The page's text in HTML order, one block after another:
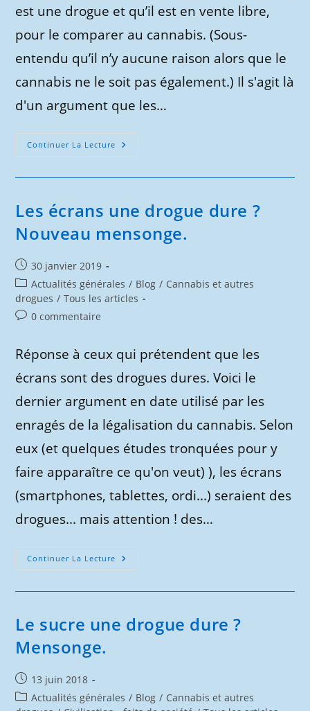
est une drogue et qu’il est en vente libre,
pour le comparer au cannabis. (Sous-
entendu qu’il n’y aucune raison alors que le
cannabis ne le soit pas également.) Il s'agit là
d'un argument que les…
Continuer La Lecture Alcool
Et
Les écrans une drogue dure ?
Nouveau mensonge.
Publication
publiée :
30 janvier 2019
Post
category:
Actualités générales / Blog / Cannabis et autres
drogues / Tous les articles
Commentaires
publication :
0 commentaire
Réponse à ceux qui prétendent que les
écrans sont des drogues dures. Voici le
dernier argument en date utilisé par les
enragés de la légalisation du cannabis. Selon
eux (et quelques études tronquées pour y
faire apparaître ce qu'on veut) ), les écrans
(smartphones, tablettes, ordi...) seraient des
drogues... mais attention ! des…
Continuer La Lecture Les
Écrans
Nouveau
Mensonge.
Le sucre une drogue dure ?
Mensonge.
Publication
publiée :
13 juin 2018
PostActualités générales / Blog / Cannabis et autres